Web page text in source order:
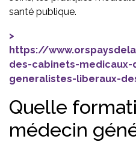
santé publique.
https://
des-cabinets-medicaux-
generalistes-liberaux-
Quelle
médecin